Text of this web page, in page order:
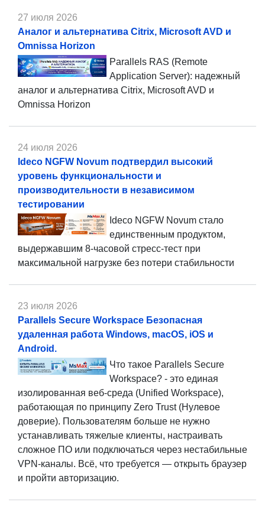
27 июля 2026
Аналог и альтернатива Citrix, Microsoft AVD и
Omnissa Horizon
Parallels RAS (Remote
Application Server): надежный
аналог и альтернатива Citrix, Microsoft AVD и
Omnissa Horizon
24 июля 2026
Ideco NGFW Novum подтвердил высокий
уровень функциональности и
производительности в независимом
тестировании
Ideco NGFW Novum стало
единственным продуктом,
выдержавшим 8-часовой стресс-тест при
максимальной нагрузке без потери стабильности
23 июля 2026
Parallels Secure Workspace Безопасная
удаленная работа Windows, macOS, iOS и
Android.
Что такое Parallels Secure
Workspace? - это единая
изолированная веб-среда (Unified Workspace),
работающая по принципу Zero Trust (Нулевое
доверие). Пользователям больше не нужно
устанавливать тяжелые клиенты, настраивать
сложное ПО или подключаться через нестабильные
VPN-каналы. Всё, что требуется — открыть браузер
и пройти авторизацию.